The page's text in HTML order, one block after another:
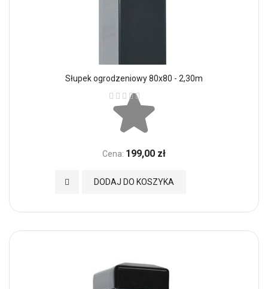
Słupek ogrodzeniowy 80x80 - 2,30m
Ocena:
Cena: 199,00 zł
DODAJ DO KOSZYKA
Dodaj do Ulubionych